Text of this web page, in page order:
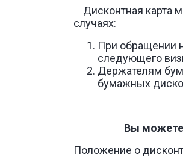
Дисконтная карта
случаях:
При обращении
следующего
Держателям
бумажных
Вы можете
Положение о